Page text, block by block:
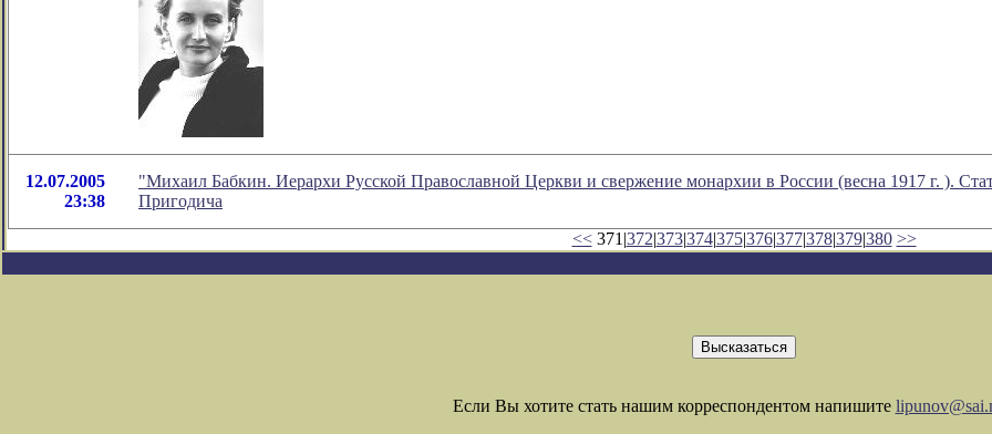
12.07.2005
23:38
"Михаил Бабкин. Иерархи Русской Православной Церкви и свержение монархии в России (весна 1917 г. ).
Пригодича
<<371|372|373|374|375|376|377|378|379|380 >>
Если Вы хотите стать нашим корреспондентом напишите